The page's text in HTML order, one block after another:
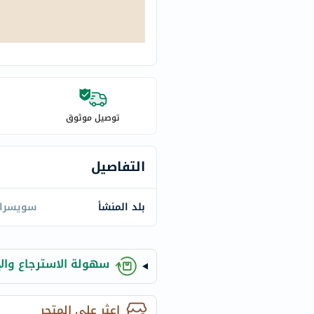
chek
activise
annemarie-
naturals
aveeno
freestylelibre
cetaphil
CHalpha
cerave
dralthea
mustela
celimax
توصيل موثوق
التفاصيل
بلد المنشأ سويسرا
سهولة الاسترجاع